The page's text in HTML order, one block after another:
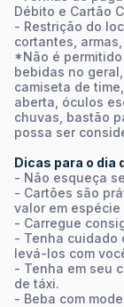
Débito e Cartão
- Restrição do
cortantes,
*Não é
bebidas no
camiseta de
aberta, óculos
chuvas, bastão
possa ser
Dicas para o dia
- Não esqueça
- Cartões são
valor em espécie
- Carregue
- Tenha cuidado
levá-los com
- Tenha em seu
de táxi.
- Beba com